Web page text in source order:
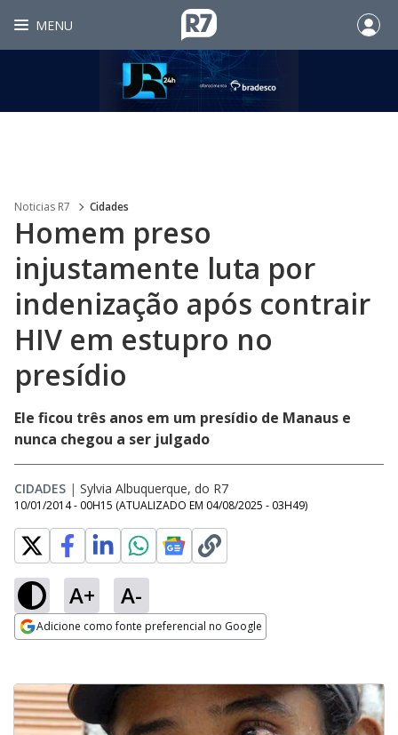
MENU
Noticias R7 Cidades
Homem preso
injustamente luta por
indenização após contrair
HIV em estupro no
presídio
Ele ficou três anos em um presídio de Manaus e
nunca chegou a ser julgado
CIDADES | Sylvia Albuquerque, do R7
10/01/2014 - 00H15 (ATUALIZADO EM 04/08/2025 - 03H49)
A+ A-
Adicione como fonte preferencial no Google